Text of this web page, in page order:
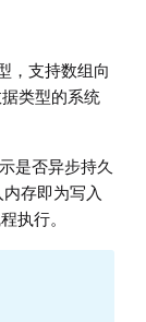
，支持数组向
类型的系统
是否异步持久
存即为写入
执行。